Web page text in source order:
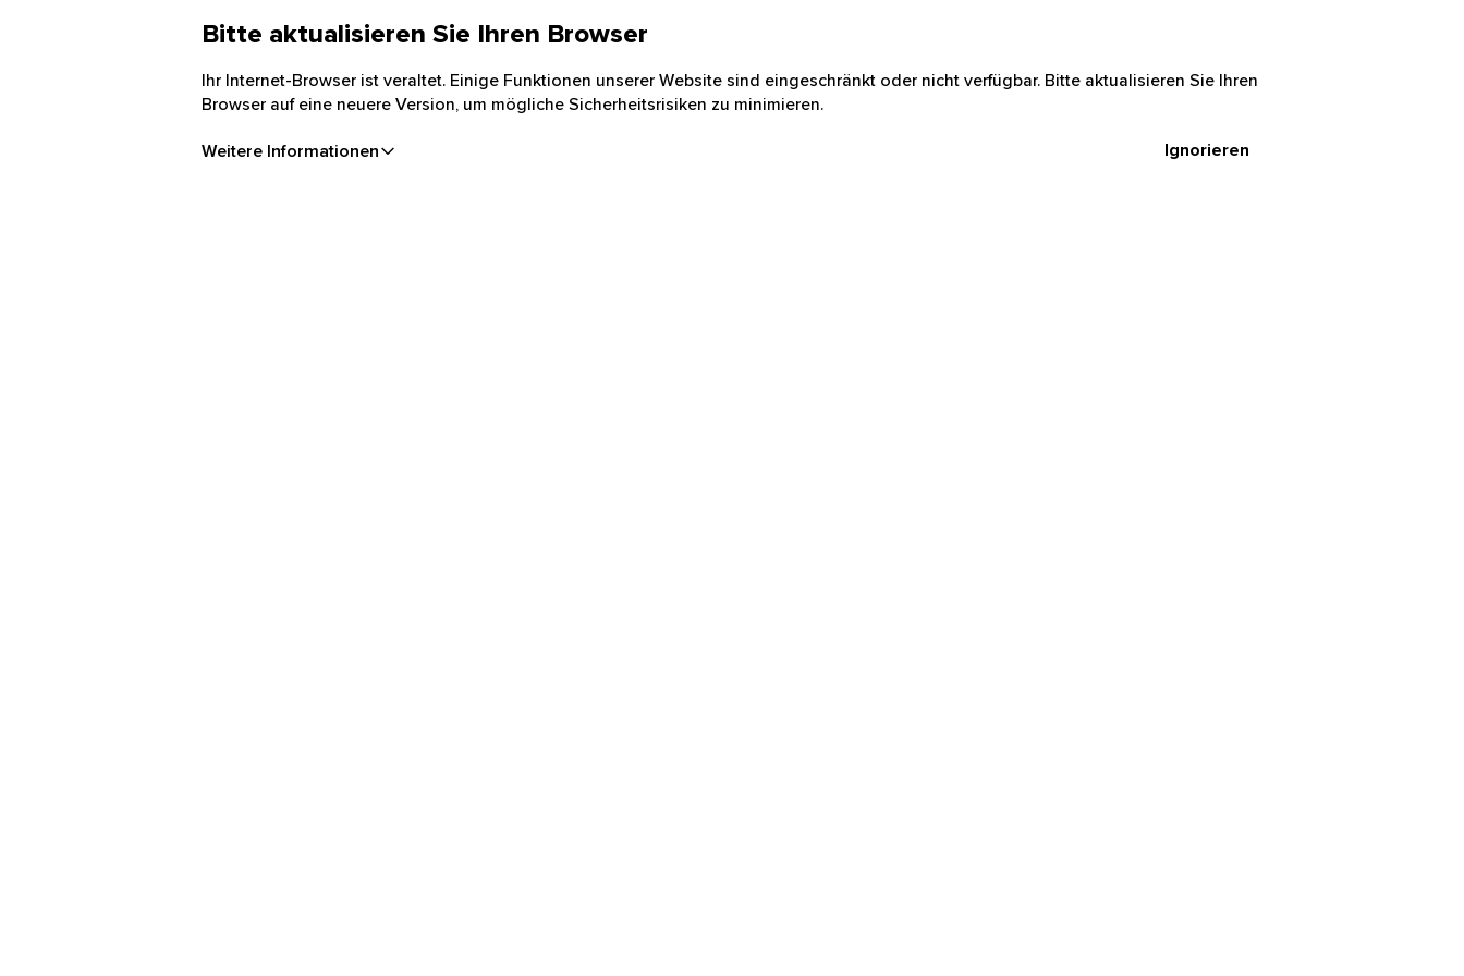
Bitte aktualisieren Sie Ihren Browser
Ihr Internet-Browser ist veraltet. Einige Funktionen unserer Website sind eingeschränkt oder nicht verfügbar. Bitte aktualisieren Sie Ihren
Browser auf eine neuere Version, um mögliche Sicherheitsrisiken zu minimieren.
Weitere Informationen Ignorieren